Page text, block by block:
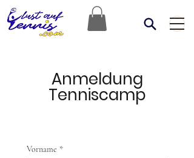
Anmeldung
Tenniscamp
Vorname *